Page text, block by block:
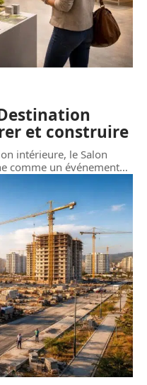
et construire
intérieure, le Salon
comme un événement…